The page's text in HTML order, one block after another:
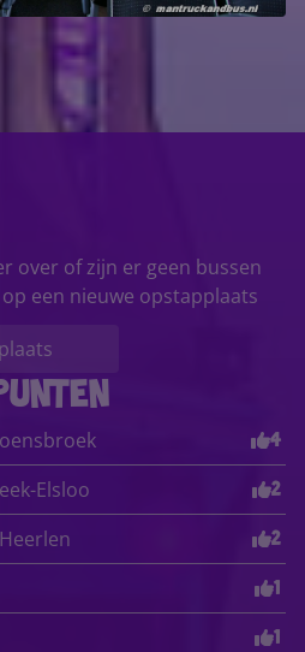
over of zijn er geen bussen
een nieuwe opstapplaats
4
Elsloo 2
2
1
1